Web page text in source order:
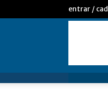
entrar /